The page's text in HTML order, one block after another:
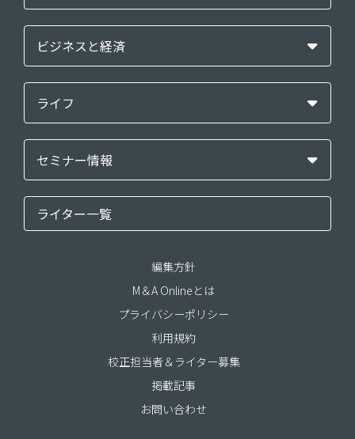
ビジネスと経済
ライフ
セミナー情報
ライター一覧
編集方針
M＆A Onlineとは
プライバシーポリシー
利用規約
校正担当者＆ライター募集
掲載記事
お問い合わせ